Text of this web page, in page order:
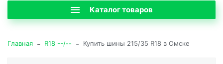
Каталог товаров
Главная - R18 --/-- - Купить шины 215/35 R18 в Омске